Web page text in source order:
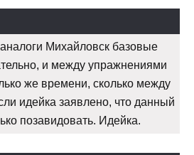
Михайловск базовые
и между упражнениями
же времени, сколько между
идейка заявлено, что данный
позавидовать. Идейка.